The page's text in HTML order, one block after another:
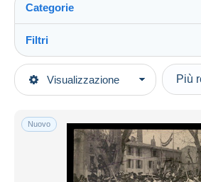
Visualizzazione
Categorie
Categorie principali
Europa
Francia
[13] Bouches-du-Rhône
Filtri
Tipo di vendita
In corso
Asta con offerte
Aste senza offerte
Casa d'aste
Nuovo